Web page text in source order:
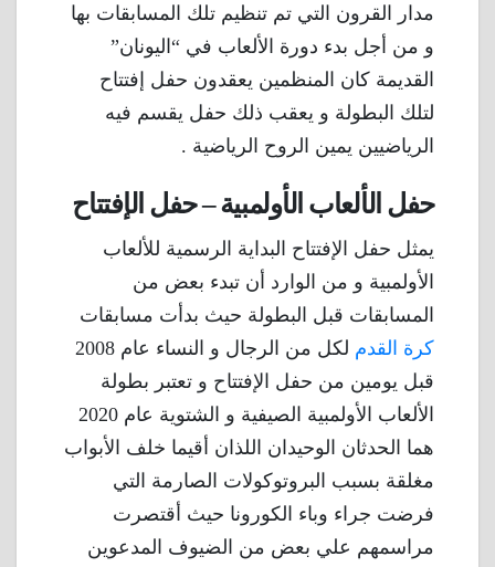
مدار القرون التي تم تنظيم تلك المسابقات بها
و من أجل بدء دورة الألعاب في “اليونان”
القديمة كان المنظمين يعقدون حفل إفتتاح
لتلك البطولة و يعقب ذلك حفل يقسم فيه
الرياضيين يمين الروح الرياضية .
حفل الألعاب الأولمبية – حفل الإفتتاح
يمثل حفل الإفتتاح البداية الرسمية للألعاب
الأولمبية و من الوارد أن تبدء بعض من
المسابقات قبل البطولة حيث بدأت مسابقات
كرة القدم
لكل من الرجال و النساء عام 2008
قبل يومين من حفل الإفتتاح و تعتبر بطولة
الألعاب الأولمبية الصيفية و الشتوية عام 2020
هما الحدثان الوحيدان اللذان أقيما خلف الأبواب
مغلقة بسبب البروتوكولات الصارمة التي
فرضت جراء وباء الكورونا حيث أقتصرت
مراسمهم علي بعض من الضيوف المدعوين